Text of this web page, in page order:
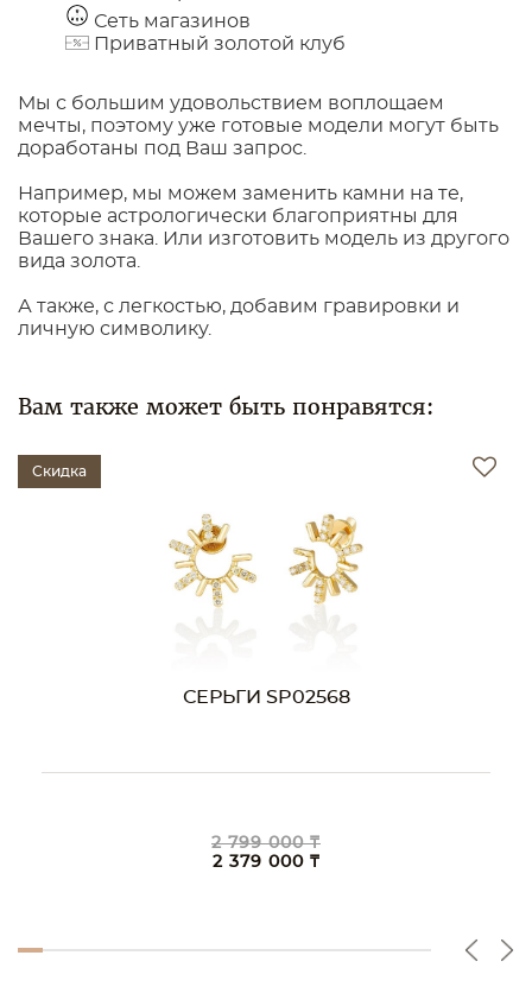
Сеть магазинов
Приватный золотой клуб
Мы с большим удовольствием воплощаем
мечты, поэтому уже готовые модели могут быть
доработаны под Ваш запрос.
Например, мы можем заменить камни на те,
которые астрологически благоприятны для
Вашего знака. Или изготовить модель из другого
вида золота.
А также, с легкостью, добавим гравировки и
личную символику.
Вам также может быть понравятся:
Скидка
СЕРЬГИ SP02568
2 799 000 ₸
2 379 000 ₸